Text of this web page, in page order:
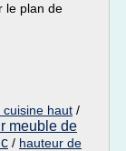
le plan de
haut /
meuble de
/ hauteur de